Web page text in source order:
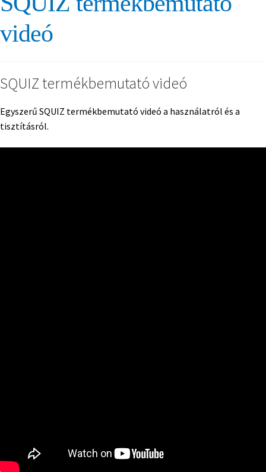
videó
SQUIZ termékbemutató videó
Egyszerű SQUIZ termékbemutató videó a használatról és a
tisztításról.